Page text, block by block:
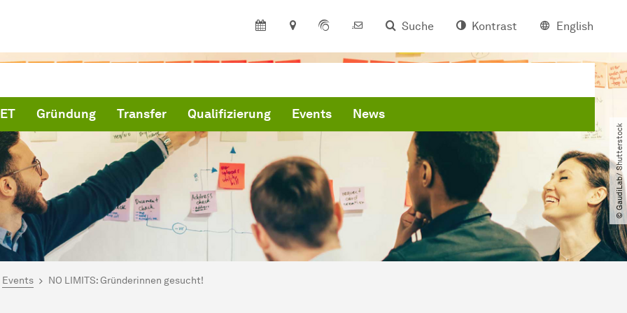
Suche Kontrast English
Gründung Transfer Qualifizierung Events News
© GaudiLab​/​ Shutterstock
hier:
Events NO LIMITS: Gründerinnen gesucht!